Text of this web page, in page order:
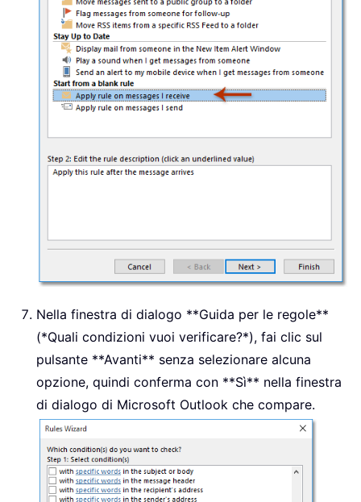
Nella finestra di dialogo **Guida per le regole**
(*Quali condizioni vuoi verificare?*), fai clic sul
pulsante **Avanti** senza selezionare alcuna
opzione, quindi conferma con **Sì** nella finestra
di dialogo di Microsoft Outlook che compare.